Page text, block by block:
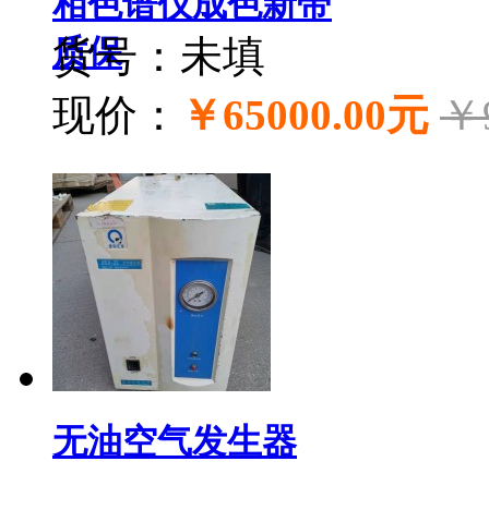
质保
货号：未填
现价：
￥65000.00元
无油空气发生器